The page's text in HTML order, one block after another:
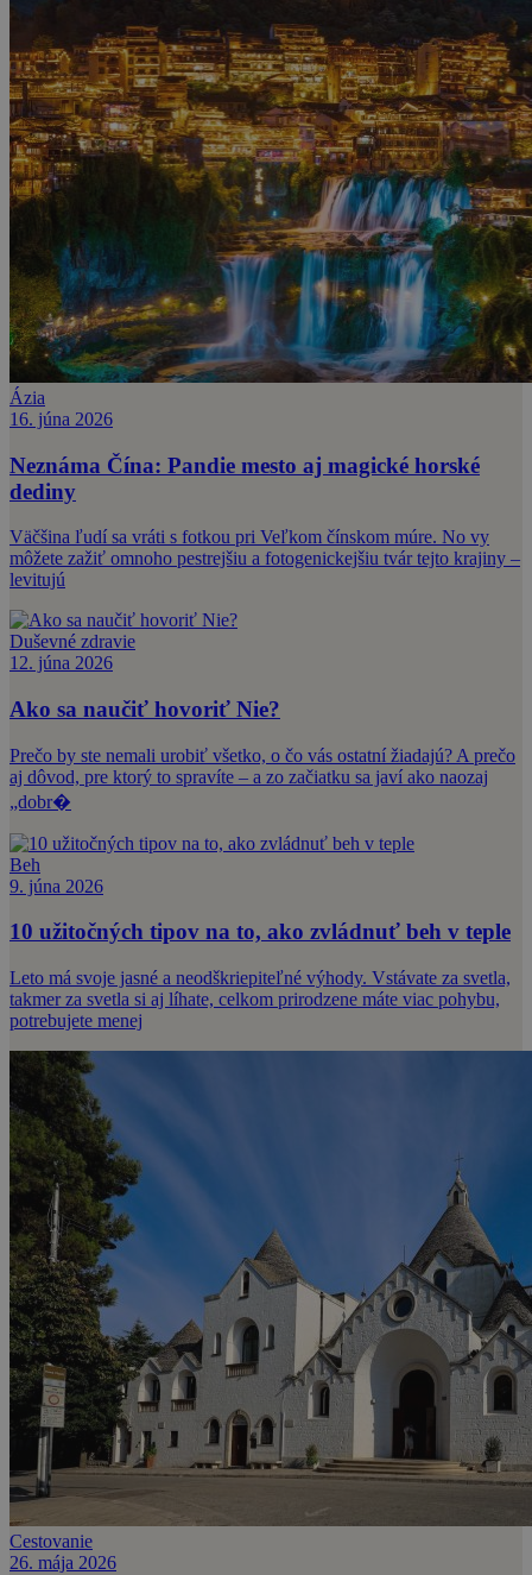
Ázia
16. júna 2026
Neznáma Čína: Pandie mesto aj magické horské
dediny
Väčšina ľudí sa vráti s fotkou pri Veľkom čínskom múre. No vy
môžete zažiť omnoho pestrejšiu a fotogenickejšiu tvár tejto krajiny –
levitujú
Duševné zdravie
12. júna 2026
Ako sa naučiť hovoriť Nie?
Prečo by ste nemali urobiť všetko, o čo vás ostatní žiadajú? A prečo
aj dôvod, pre ktorý to spravíte – a zo začiatku sa javí ako naozaj
„dobr�
Beh
9. júna 2026
10 užitočných tipov na to, ako zvládnuť beh v teple
Leto má svoje jasné a neodškriepiteľné výhody. Vstávate za svetla,
takmer za svetla si aj líhate, celkom prirodzene máte viac pohybu,
potrebujete menej
Cestovanie
26. mája 2026